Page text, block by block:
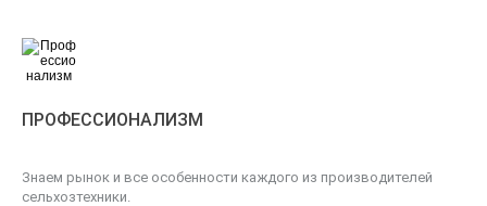
ПРОФЕССИОНАЛИЗМ
Знаем рынок и все особенности каждого из производителей
сельхозтехники.